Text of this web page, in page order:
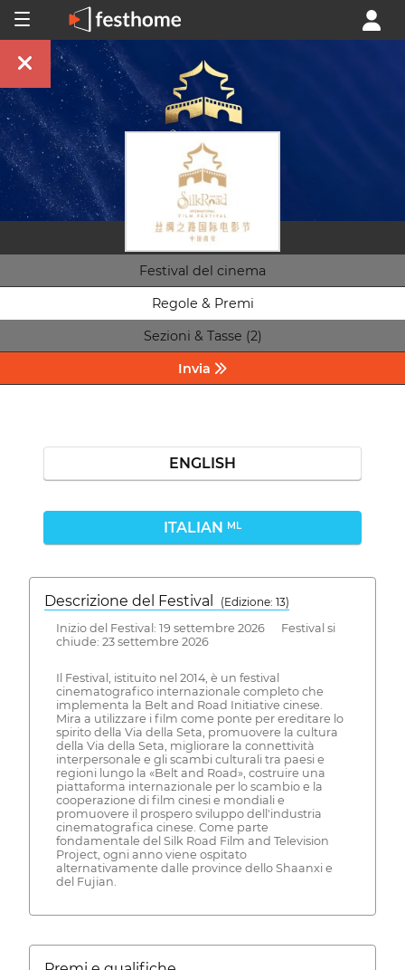
Festival del cinema
Regole & Premi
Sezioni & Tasse (2)
Invia
ENGLISH
ITALIAN ML
Descrizione del Festival
( Edizione: 13)
Inizio del Festival: 19 settembre 2026 Festival si
chiude: 23 settembre 2026
Il Festival, istituito nel 2014, è un festival
cinematografico internazionale completo che
implementa la Belt and Road Initiative cinese.
Mira a utilizzare i film come ponte per ereditare lo
spirito della Via della Seta, promuovere la cultura
della Via della Seta, migliorare la connettività
interpersonale e gli scambi culturali tra paesi e
regioni lungo la «Belt and Road», costruire una
piattaforma internazionale per lo scambio e la
cooperazione di film cinesi e mondiali e
promuovere il prospero sviluppo dell'industria
cinematografica cinese. Come parte
fondamentale del Silk Road Film and Television
Project, ogni anno viene ospitato
alternativamente dalle province dello Shaanxi e
del Fujian.